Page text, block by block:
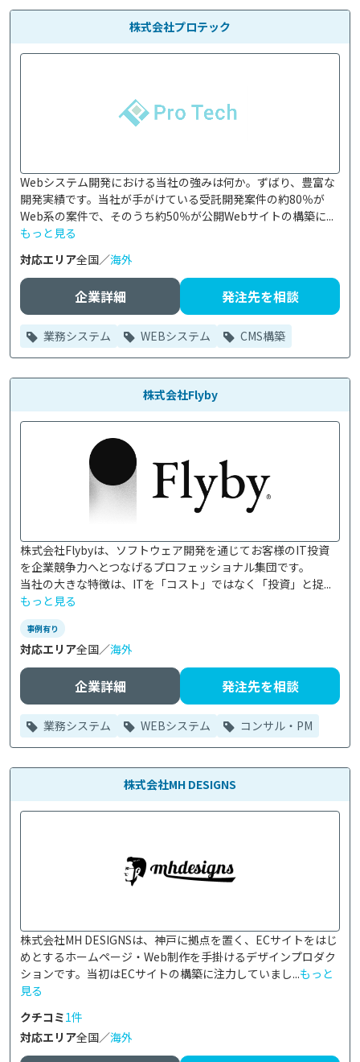
株式会社プロテック
Webシステム開発における当社の強みは何か。ずばり、豊富な
開発実績です。当社が手がけている受託開発案件の約80％が
Web系の案件で、そのうち約50％が公開Webサイトの構築に...
もっと見る
対応エリア全国／海外
企業詳細 発注先を相談
業務システム WEBシステム CMS構築
株式会社Flyby
株式会社Flybyは、ソフトウェア開発を通じてお客様のIT投資
を企業競争力へとつなげるプロフェッショナル集団です。
当社の大きな特徴は、ITを「コスト」ではなく「投資」と捉...
もっと見る
事例有り
対応エリア全国／海外
企業詳細 発注先を相談
業務システム WEBシステム コンサル・PM
株式会社MH DESIGNS
株式会社MH DESIGNSは、神戸に拠点を置く、ECサイトをはじ
めとするホームページ・Web制作を手掛けるデザインプロダク
ションです。当初はECサイトの構築に注力していまし...もっと
見る
クチコミ1件
対応エリア全国／海外